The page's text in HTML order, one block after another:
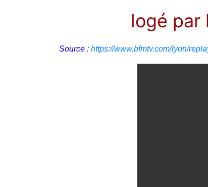
logé par
Source : https://www.bfmtv.com/lyon/